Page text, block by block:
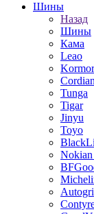
Шины
Назад
Шины
Кама
Leao
Tunga
Tigar
Jinyu
Toyo
Nokian